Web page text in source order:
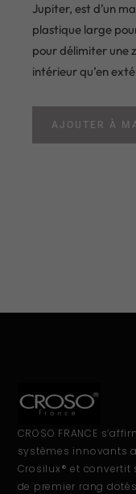
Jupiter, est d’un
plastique large
pour délimiter une
intérieur qu’en
AJOUTER À
CROSO FRANCE
systèmes innovants
Crosilux® et convertit
de premier rang